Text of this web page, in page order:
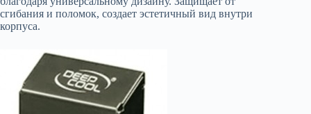
сгибания и поломок, создает эстетичный вид внутри
корпуса.